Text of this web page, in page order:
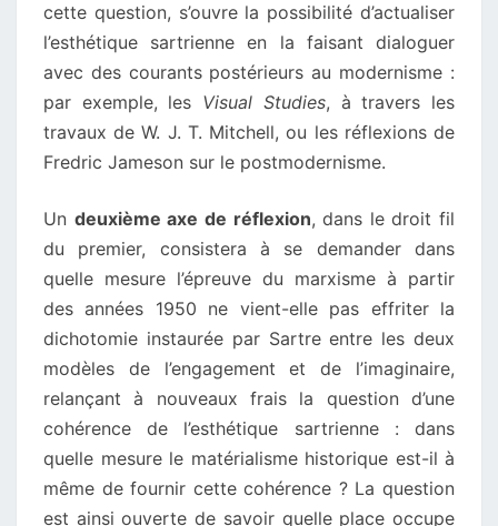
cette question, s’ouvre la possibilité d’actualiser
l’esthétique sartrienne en la faisant dialoguer
avec des courants postérieurs au modernisme :
par exemple, les Visual Studies, à travers les
travaux de W. J. T. Mitchell, ou les réflexions de
Fredric Jameson sur le postmodernisme.
Un deuxième axe de réflexion, dans le droit fil
du premier, consistera à se demander dans
quelle mesure l’épreuve du marxisme à partir
des années 1950 ne vient-elle pas effriter la
dichotomie instaurée par Sartre entre les deux
modèles de l’engagement et de l’imaginaire,
relançant à nouveaux frais la question d’une
cohérence de l’esthétique sartrienne : dans
quelle mesure le matérialisme historique est-il à
même de fournir cette cohérence ? La question
est ainsi ouverte de savoir quelle place occupe